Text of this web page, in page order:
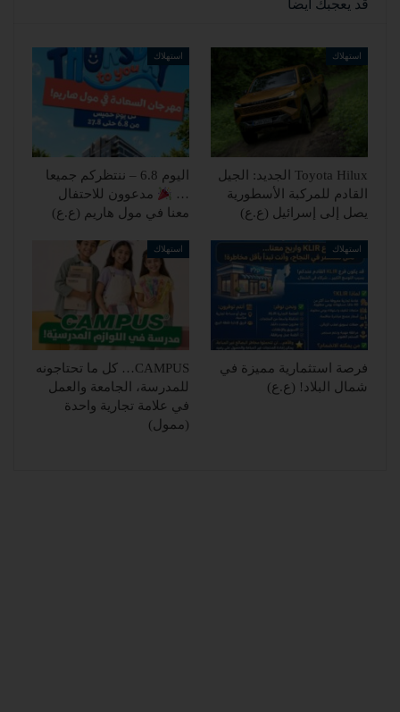
قد يعجبك ايضا
استهلاك
Toyota Hilux الجديد: الجيل
القادم للمركبة الأسطورية
يصل إلى إسرائيل (ع.ع)
استهلاك
اليوم 6.8 – ننتظركم جميعا
…
مدعوون للاحتفال
معنا في مول هاريم (ع.ع)
استهلاك
فرصة استثمارية مميزة في
شمال البلاد! (ع.ع)
استهلاك
CAMPUS… كل ما تحتاجونه
للمدرسة، الجامعة والعمل
في علامة تجارية واحدة
(ممول)